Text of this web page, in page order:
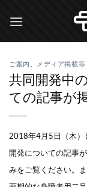
ご案内 メディア掲載等
共同開発中
ての記事が
2018年4月5日（木）
開発についての記事
みをご覧ください。ま